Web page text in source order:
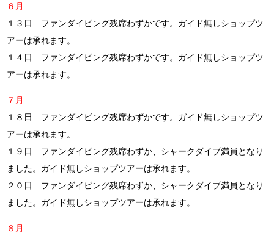
６月
１３日 ファンダイビング残席わずかです。ガイド無しショップツ
アーは承れます。
１４日 ファンダイビング残席わずかです。ガイド無しショップツ
アーは承れます。
７月
１８日 ファンダイビング残席わずかです。ガイド無しショップツ
アーは承れます。
１９日 ファンダイビング残席わずか、シャークダイブ満員となり
ました。ガイド無しショップツアーは承れます。
２０日 ファンダイビング残席わずか、シャークダイブ満員となり
ました。ガイド無しショップツアーは承れます。
８月